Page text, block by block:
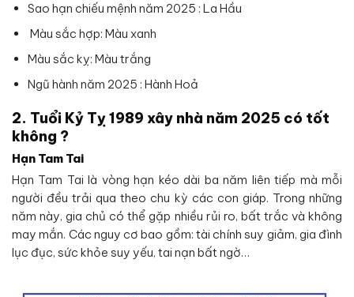
Sao hạn chiếu mệnh năm 2025 : La Hầu
Màu sắc hợp: Màu xanh
Màu sắc kỵ: Màu trắng
Ngũ hành năm 2025 : Hành Hoả
2. Tuổi Kỷ Tỵ 1989 xây nhà năm 2025 có tốt
không ?
Hạn Tam Tai
Hạn Tam Tai là vòng hạn kéo dài ba năm liên tiếp mà mỗi
người đều trải qua theo chu kỳ các con giáp. Trong những
năm này, gia chủ có thể gặp nhiều rủi ro, bất trắc và không
may mắn. Các nguy cơ bao gồm: tài chính suy giảm, gia đình
lục đục, sức khỏe suy yếu, tai nạn bất ngờ…